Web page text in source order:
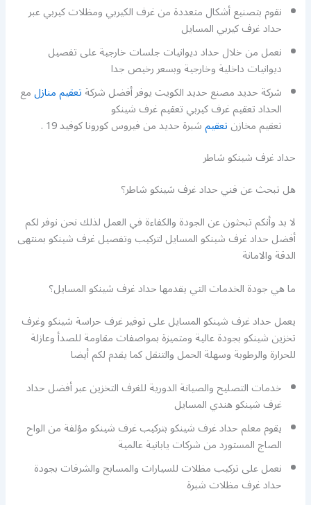
نقوم بتصنيع أشكال متعددة من غرف الكيربي ومظلات كيربي عبر
حداد غرف كيربي المسايل
نعمل من خلال حداد ديوانيات جلسات خارجية على تفصيل
ديوانيات داخلية وخارجية وبسعر رخيص جدا
شركة حديد مصنع حديد الكويت يوفر أفضل شركةتعقيم منازلمع
الحداد تعقيم غرف كيربي تعقيم غرف شينكو
تعقيم مخازنتعقيمشبرة حديد من فيروس كورونا كوفيد 19 .
حداد غرف شينكو شاطر
هل تبحث عن فني حداد غرف شينكو شاطر؟
لا بد وأنكم تبحثون عن الجودة والكفاءة في العمل لذلك نحن نوفر لكم
أفضل حداد غرف شينكو المسايل لتركيب وتفصيل غرف شينكو بمنتهى
الدقة والامانة
ما هي جودة الخدمات التي يقدمها حداد غرف شينكو المسايل؟
يعمل حداد غرف شينكو المسايل على توفير غرف حراسة شينكو وغرف
تخزين شينكو بجودة عالية ومتميزة بمواصفات مقاومة للصدأ وعازلة
للحرارة والرطوبة وسهلة الحمل والتنقل كما يقدم لكم أيضا
خدمات التصليح والصيانة الدورية للغرف التخزين عبر أفضل حداد
غرف شينكو هندي المسايل
يقوم معلم حداد غرف شينكو بتركيب غرف شينكو مؤلفة من الواح
الصاج المستورد من شركات يابانية عالمية
نعمل على تركيب مظلات للسيارات والمسابح والشرفات بجودة
حداد غرف مظلات شبرة